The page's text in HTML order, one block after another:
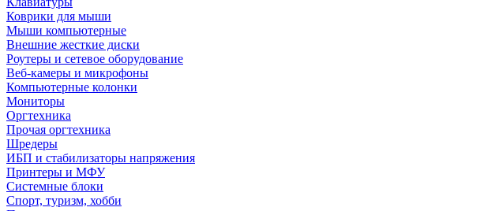
Коврики для мыши
Мыши компьютерные
Внешние жесткие диски
Роутеры и сетевое оборудование
Веб-камеры и микрофоны
Компьютерные колонки
Мониторы
Оргтехника
Прочая оргтехника
Шредеры
ИБП и стабилизаторы напряжения
Принтеры и МФУ
Системные блоки
Спорт, туризм, хобби